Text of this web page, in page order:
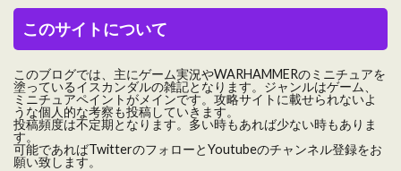
このサイトについて
このブログでは、主にゲーム実況やWARHAMMERのミニチュアを
塗っているイスカンダルの雑記となります。ジャンルはゲーム、
ミニチュアペイントがメインです。攻略サイトに載せられないよ
うな個人的な考察も投稿していきます。
投稿頻度は不定期となります。多い時もあれば少ない時もありま
す。
可能であればTwitterのフォローとYoutubeのチャンネル登録をお
願い致します。